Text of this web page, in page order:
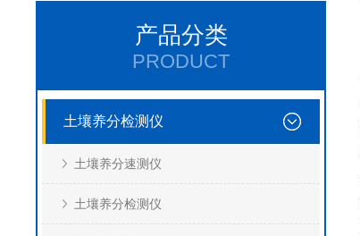
产品分类
PRODUCT
土壤养分检测仪
土壤养分速测仪
土壤养分检测仪